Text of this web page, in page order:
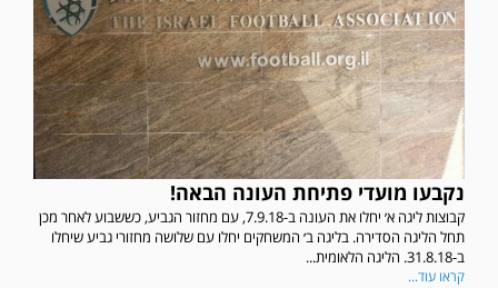
נקבעו מועדי פתיחת העונה הבאה!
קבוצות ליגה א׳ יחלו את העונה ב-7.9.18, עם מחזור הגביע, כששבוע לאחר מכן
תחל הליגה הסדירה. בליגה ב׳ המשחקים יחלו עם שלושה מחזורי גביע שיחלו
ב-31.8.18. הליגה הלאומית...
קראו עוד...